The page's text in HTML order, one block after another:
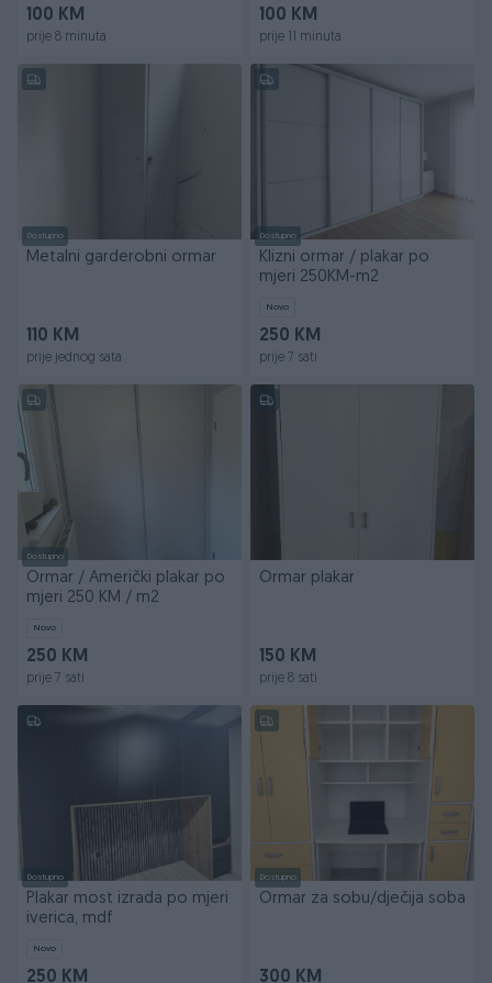
100 KM
prije 8 minuta
100 KM
prije 11 minuta
Dostupno
Metalni garderobni ormar
110 KM
prije jednog sata
Dostupno
Klizni ormar / plakar po
mjeri 250KM-m2
Novo
250 KM
prije 7 sati
Dostupno
Ormar / Američki plakar po
mjeri 250 KM / m2
Novo
250 KM
prije 7 sati
Ormar plakar
150 KM
prije 8 sati
Dostupno
Plakar most izrada po mjeri
iverica, mdf
Novo
250 KM
Dostupno
Ormar za sobu/dječija soba
300 KM